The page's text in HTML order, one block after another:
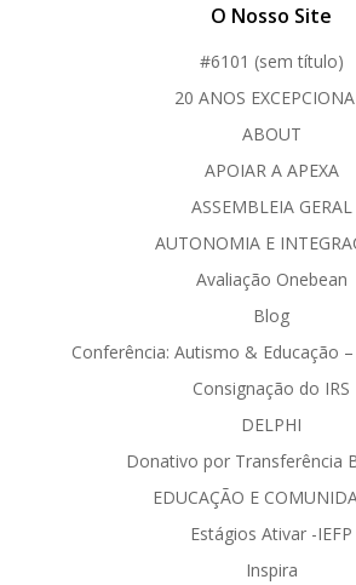
O Nosso Site
#6101 (sem título)
20 ANOS
ABOUT
APOIAR A APEXA
ASSEMBLEIA GERAL
AUTONOMIA E
Avaliação Onebean
Blog
Conferência: Autismo & Educação
Consignação do IRS
DELPHI
Donativo por Transferência
EDUCAÇÃO E
Estágios Ativar -IEFP
Inspira